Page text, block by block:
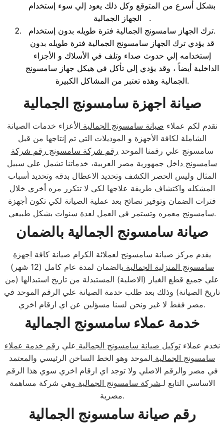
بشكل أسرع من المتوقع وكل ذلك يعود إلي سوء إستخدام
الجهاز الجمالية .
ترك الجهاز سامسونج الجمالية فترة طويله بدون إستخدام.
قد يؤدي ترك الجهاز سامسونج الجمالية فترة طويله بدون
إستخدامه إلي حدوث صداء وتلف في الأسلاك و الأجزاء
الداخلية أيضاً ، وقد يؤدي إلي تأكل في هيكل جهاز سامسونج
الجمالية وهذه تعتبر من المشاكل الكبيرة.
صيانة اجهزة سامسونج الجمالية
نقدم لكم عملاء صيانة سامسونج الجمالية الأعزاء خدمات الصيانة
الشاملة لكافة الأجهزة و الموديلات التي تم إنتاجها من قبل
سامسونج علي رقمنا الموحد رقم شركة سامسونج رقم شركة
سامسونج داخل جمهورية مصر العربية، خدماتنا تشمل علي سبيل
المثال وليس الحصر الكشف وتحديد الاعطال بدقه وتحديد أسباب
المشكله واكتشاف طريقة علاجها لكي لا تتكرر مره أخري خلال
فترات الضمان وتوفير نصائح بعد عملية الصيانة لكي تكون أجهزة
سامسونج معمره وتستمر في العمل لعدة سنوات بشكل طبيعي.
صيانة سامسونج الجمالية بالضمان
يقدم مركز صيانة سامسونج لعملائة الكرام صيانة كافة اجهزة
سامسونج المنزلية الجمالية
بالضمان لمدة عام كامل (12 شهر)
علي جميع قطع الغيار (الاصلية) المستبدلة من تاريخ استبدالها (من
تاريخ الصيانة) وذلك بعد طلب خدمة الصيانة علي الرقم الموحد في
مصر فقط لا غير ونحن لسنا مسؤلين عن اي ارقام اخري.
خدمة عملاء سامسونج الجمالية
نخدم عملاءتوكيل صيانة سامسونج الجمالية علي رقم خدمة عملاء
سامسونج الجمالية الموحد وهو الخط الساخن الرئيسي والمعتمد
في مصر والرقم الاصلي ولا توجد اي ارقام اخري سوي هذا الرقم
الاساسي التابع لـشركة سامسونج الجمالية وهي شركة مساهمة
مصرية.
رقم صيانة سامسونج الجمالية